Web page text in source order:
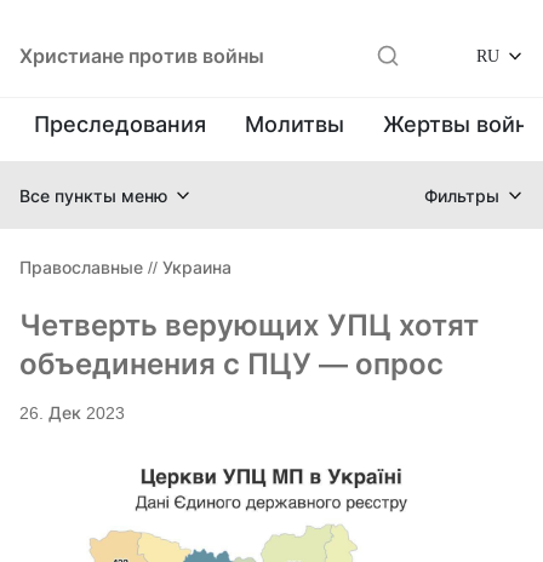
Христиане против войны RU
Преследования Молитвы Жертвы
Все пункты меню Фильтры
Православные // Украина
Четверть верующих УПЦ хотят
объединения с ПЦУ — опрос
26. Дек 2023